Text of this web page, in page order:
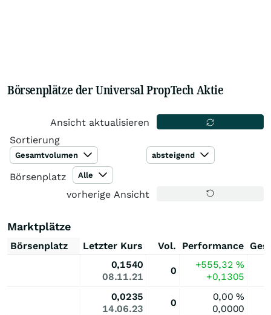
Börsenplätze der Universal PropTech Aktie
Ansicht aktualisieren
Sortierung
Gesamtvolumen absteigend
Börsenplatz Alle
vorherige Ansicht
Marktplätze
Börsenplatz Letzter Kurs Vol. Performance
0,1540
08.11.21
0
+555,32%
+0,1305
0,0235
14.06.23
0
0,00%
0,0000